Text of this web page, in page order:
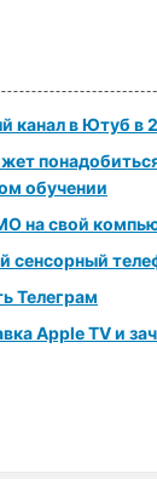
канал в Ютуб в
обучении
на свой
сенсорный
Телеграм
Apple TV и